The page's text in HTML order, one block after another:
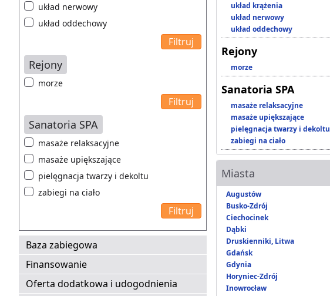
układ nerwowy
układ oddechowy
Rejony
morze
Sanatoria SPA
masaże relaksacyjne
masaże upiększające
pielęgnacja twarzy i dekoltu
zabiegi na ciało
Baza zabiegowa
Finansowanie
Oferta dodatkowa i udogodnienia
układ krążenia
układ nerwowy
układ oddechowy
Rejony
morze
Sanatoria SPA
masaże relaksacyjne
masaże upiększające
pielęgnacja twarzy i dekoltu
zabiegi na ciało
Miasta
Augustów
Busko-Zdrój
Ciechocinek
Dąbki
Druskienniki, Litwa
Gdańsk
Gdynia
Horyniec-Zdrój
Inowrocław